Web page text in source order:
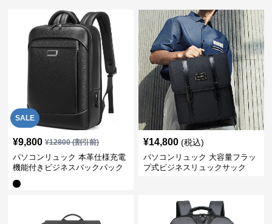
SALE
¥9,800 ¥12800(割引前)
パソコンリュック 本革仕様充電
機能付きビジネスバックパック
¥14,800 (税込)
パソコンリュック 大容量フラッ
プ式ビジネスリュックサック